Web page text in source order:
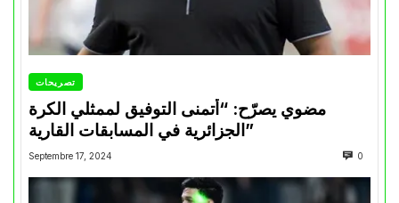
تصريحات
مضوي يصرّح: “أتمنى التوفيق لممثلي الكرة
الجزائرية في المسابقات القارية”
Septembre 17, 2024 0